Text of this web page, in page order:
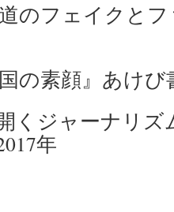
のフェイクと
の素顔』あけび
くジャーナリ
年